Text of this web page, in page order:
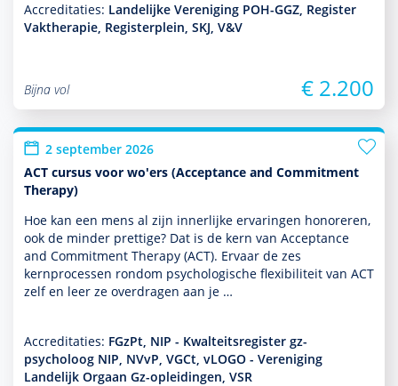
Accreditaties: Landelijke Vereniging POH-GGZ, Register
Vaktherapie, Registerplein, SKJ, V&V
Bijna vol € 2.200
2 september 2026
ACT cursus voor wo'ers (Acceptance and Commitment
Therapy)
Hoe kan een mens al zijn innerlijke ervaringen honoreren,
ook de minder prettige? Dat is de kern van Acceptance
and Commitment Therapy (ACT). Ervaar de zes
kernprocessen ron­dom psycho­logische flexibiliteit van ACT
zelf en leer ze overdragen aan je …
Accreditaties: FGzPt, NIP - Kwalteitsregister gz-
psycholoog NIP, NVvP, VGCt, vLOGO - Vereniging
Landelijk Orgaan Gz-opleidingen, VSR